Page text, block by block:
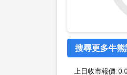
搜尋更多牛熊
上日收市報價: